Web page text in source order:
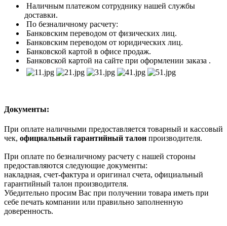
Наличным платежом сотруднику нашей службы
доставки.
По безналичному расчету:
Банковским переводом от физических лиц.
Банковским переводом от юридических лиц.
Банковской картой в офисе продаж.
Банковской картой на сайте при оформлении заказа .
Документы:
При оплате наличными предоставляется товарный и кассовый
чек, официальный гарантийный талон производителя.
При оплате по безналичному расчету с нашей стороны
предоставляются следующие документы:
накладная, счет-фактура и оригинал счета, официальный
гарантийный талон производителя.
Убедительно просим Вас при получении товара иметь при
себе печать компании или правильно заполненную
доверенность.